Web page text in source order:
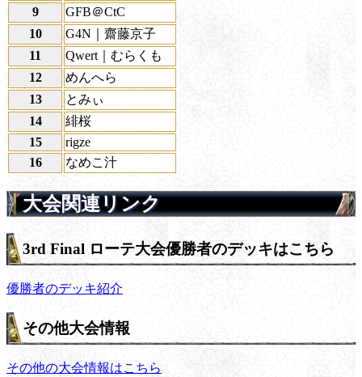
9
GFB＠CtC
10
G4N｜齋藤京子
11
Qwert｜むらくも
12
めんへら
13
とみぃ
14
緋桜
15
rigze
16
なめこ汁
大会関連リンク
3rd Final ローテ大会優勝者のデッキはこちら
優勝者のデッキ紹介
その他大会情報
その他の大会情報はこちら